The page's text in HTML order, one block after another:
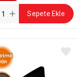
Sepete Ekle